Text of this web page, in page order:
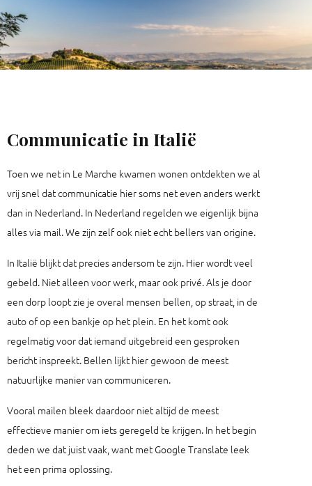
Communicatie in Italië
Toen we net in Le Marche kwamen wonen ontdekten we al
vrij snel dat communicatie hier soms net even anders werkt
dan in Nederland. In Nederland regelden we eigenlijk bijna
alles via mail. We zijn zelf ook niet echt bellers van origine.
In Italië blijkt dat precies andersom te zijn. Hier wordt veel
gebeld. Niet alleen voor werk, maar ook privé. Als je door
een dorp loopt zie je overal mensen bellen, op straat, in de
auto of op een bankje op het plein. En het komt ook
regelmatig voor dat iemand uitgebreid een gesproken
bericht inspreekt. Bellen lijkt hier gewoon de meest
natuurlijke manier van communiceren.
Vooral mailen bleek daardoor niet altijd de meest
effectieve manier om iets geregeld te krijgen. In het begin
deden we dat juist vaak, want met Google Translate leek
het een prima oplossing.